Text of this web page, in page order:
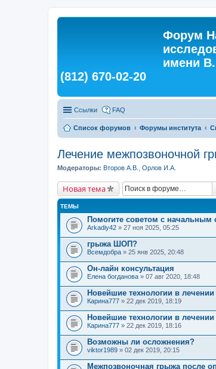
Форум
имени
(812) 670-02-20
Ссылки FAQ
Список форумов Форумы института
Лечение межпозвоночной
Модераторы: Второв А.В. Орлов И.А.
Новая тема
ТЕМЫ
Помогите советом с начальным
Arkadiy42 » 27 ноя 2025, 05:25
грыжа ШОП?
Всемдобра » 25 янв 2025, 20:48
Он-лайн консультация
Елена богданова » 07 авг 2020, 18:48
Новейшие технологии в
Карина777 » 22 дек 2019, 18:19
Новейшие технологии в
Карина777 » 22 дек 2019, 18:16
Возможны ли осложнения?
viktor1989 » 02 дек 2019, 20:15
Межпозвоночная грыжа после